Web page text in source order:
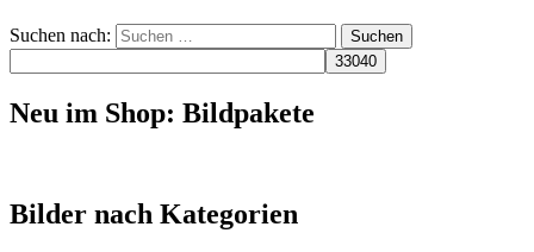
Suchen nach:
Neu im Shop: Bildpakete
Bilder nach Kategorien